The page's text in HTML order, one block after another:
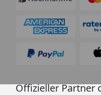
Offizieller Partner